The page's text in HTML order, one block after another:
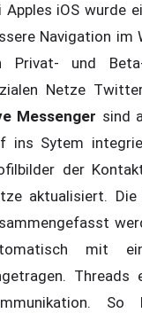
Apples iOS wurde
Navigation im
Privat- und
Netze
Messenger sind
ins Sytem
der
aktualisiert.
mit
Threads